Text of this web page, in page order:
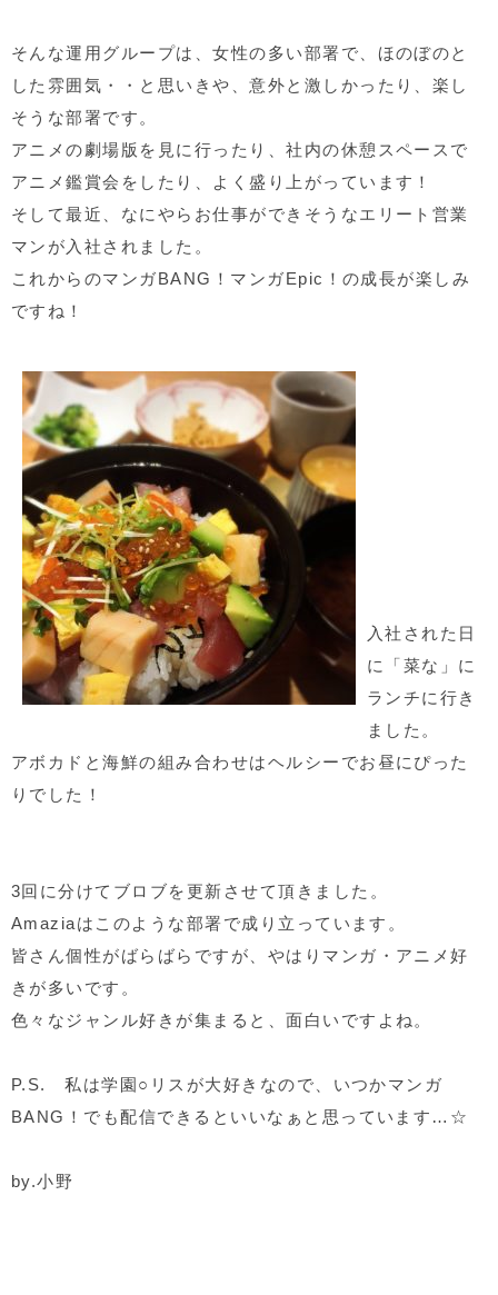
そんな運用グループは、女性の多い部署で、ほのぼのと
した雰囲気・・と思いきや、意外と激しかったり、楽し
そうな部署です。
アニメの劇場版を見に行ったり、社内の休憩スペースで
アニメ鑑賞会をしたり、よく盛り上がっています！
そして最近、なにやらお仕事ができそうなエリート営業
マンが入社されました。
これからのマンガ BANG ！マンガEpic！の成長が楽しみ
ですね！
入社された日
に「菜な」に
ランチに行き
ました。
アボカドと海鮮の組み合わせはヘルシーでお昼にぴった
りでした！
3回に分けてブロブを更新させて頂きました。
Amaziaはこのような部署で成り立っています。
皆さん個性がばらばらですが、やはりマンガ・アニメ好
きが多いです。
色々なジャンル好きが集まると、面白いですよね。
P.S. 私は学園 ○ リスが大好きなので、いつかマンガ
BANG！ でも配信できるといいなぁと思っています…☆
by.小野